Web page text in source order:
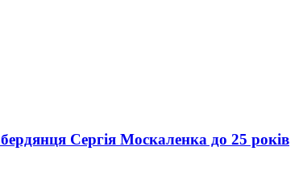
Сергія Москаленка до 25 років